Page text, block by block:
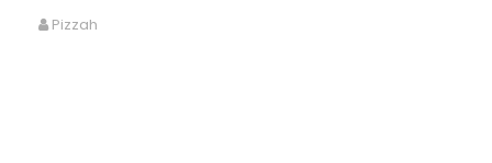
Pizzah